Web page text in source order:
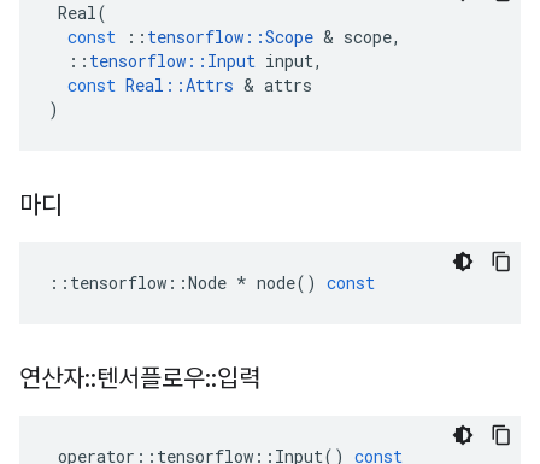
Real(
const
:: tensorflow ::Scope & scope,
:: tensorflow :: Input input,
const Real ::Attrs & attrs
)
마디
:: tensorflow ::Node * node() const
연산자::텐서플로우::입력
operator :: tensorflow :: Input() const